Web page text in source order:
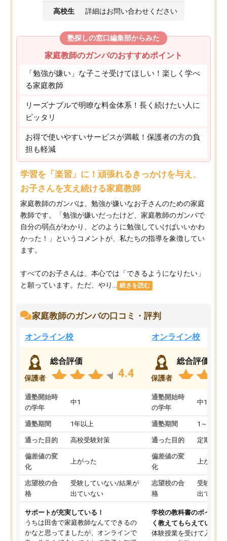
高校生 詳細はお問い合わせください
塾探しの窓口編集部からみた
家庭教師のガンバのおすすめポイント
「勉強が嫌い」な子こそ受けてほしい！楽しく学べ
る家庭教師
リーズナブルで明瞭な料金体系！長く続けたい人に
ピッタリ
お得で使いやすいサービスが満載！保護者の方の負
担も軽減
学習を「楽習」に！頑張れるきっかけを与え、
お子さんを支え続ける家庭教師
家庭教師のガンバは、勉強が嫌いなお子さんのための家庭
教師です。「勉強が嫌いだったけど、家庭教師のガンバで
自分の弱点がわかり、どのように勉強していけばいいかわ
かった！」というコメントが、私たちの指導を象徴してい
ます。
すべてのお子さんは、本心では「できるようになりたい」
と願っています。ただ、やり...
続きを読む
家庭教師のガンバの口コミ・評判
オンライン校
保護者
総合評価
4.4
通塾開始時
の学年
中1
通塾期間 1年以上
通った目的 高校受験対策
偏差値の変
化
上がった
志望校の合
格
受験していない/結果が
出ていない
サポートが充実している！
うちは田舎で家庭教師なんてできるの
かなと思ってましたが、オンラインで
オンライン校
保護者
総合評価
通塾開始時
の学年
中1
通塾期間 1～3ヵ月
通った目的 定期テス
偏差値の変
化
上がった
志望校の合
格
受験して
出ていな
学校の教科書のポイント
く教えてもらえている
体験授業を受けて入塾し